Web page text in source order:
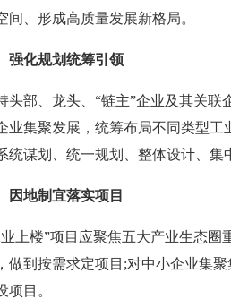
间、形成高质量发展新格局。
强化规划统筹引领
、龙头、“链主”企业及其关联企
业集聚发展，统筹布局不同类型
统谋划、统一规划、整体设计、集
因地制宜落实项目
楼”项目应聚焦五大产业生态圈重
做到按需求定项目;对中小企业集
项目。